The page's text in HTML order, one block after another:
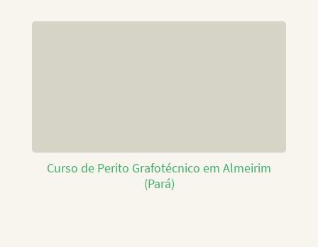
Curso de Perito Grafotécnico em Almeirim
(Pará)